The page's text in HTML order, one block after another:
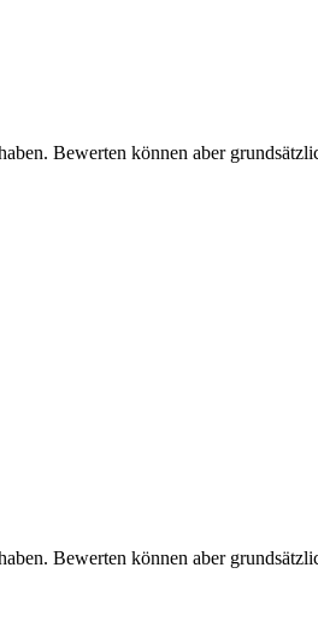
Bewerten können aber
Bewerten können aber